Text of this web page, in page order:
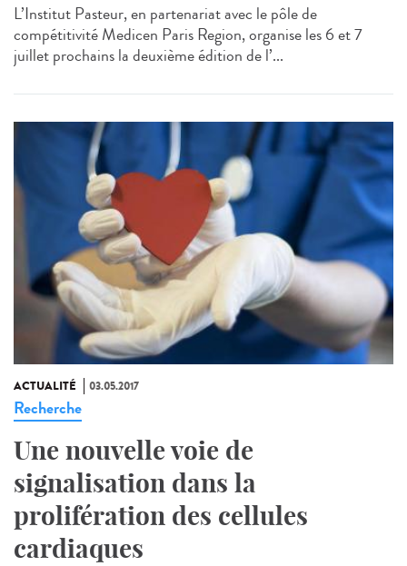
L’Institut Pasteur, en partenariat avec le pôle de
compétitivité Medicen Paris Region, organise les 6 et 7
juillet prochains la deuxième édition de l’...
ACTUALITÉ 03.05.2017
Recherche
Une nouvelle voie de
signalisation dans la
prolifération des cellules
cardiaques